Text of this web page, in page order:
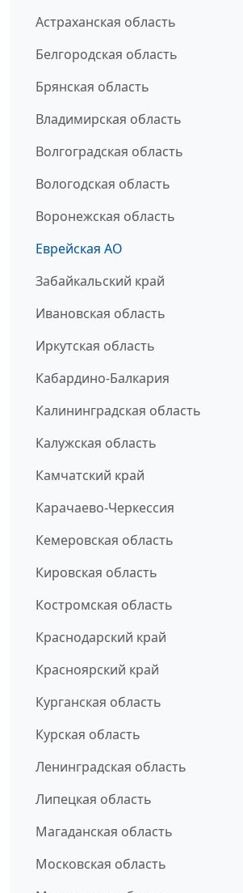
Астраханская область
Белгородская область
Брянская область
Владимирская область
Волгоградская область
Вологодская область
Воронежская область
Еврейская АО
Забайкальский край
Ивановская область
Иркутская область
Кабардино-Балкария
Калининградская область
Калужская область
Камчатский край
Карачаево-Черкессия
Кемеровская область
Кировская область
Костромская область
Краснодарский край
Красноярский край
Курганская область
Курская область
Ленинградская область
Липецкая область
Магаданская область
Московская область